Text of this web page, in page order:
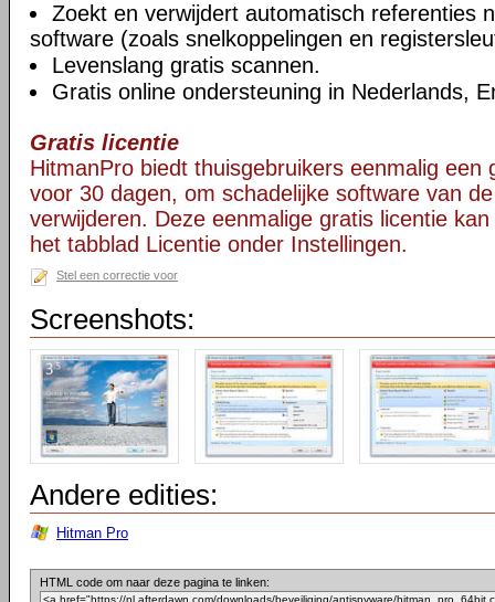
Zoekt en verwijdert automatisch referenties
software (zoals snelkoppelingen en
Levenslang gratis scannen.
Gratis online ondersteuning in Nederlands,
Gratis licentie
HitmanPro biedt thuisgebruikers eenmalig een
voor 30 dagen, om schadelijke software van
verwijderen. Deze eenmalige gratis licentie
het tabblad Licentie onder Instellingen.
Stel een correctie voor
Screenshots:
Andere edities:
Hitman Pro
HTML code om naar deze pagina te linken: